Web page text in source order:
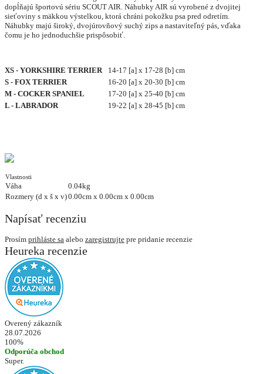
dopĺňajú športovú sériu SCOUT AIR. Náhubky AIR sú vyrobené z dvojitej
sieťoviny s mäkkou výstelkou, ktorá chráni pokožku psa pred odretím.
Náhubky majú široký, dvojúrovňový suchý zips a nastaviteľný pás, vďaka
čomu je ho jednoduchšie prispôsobiť.
XS - YORKSHIRE TERRIER
14-17 [a] x 17-28 [b] cm
S - FOX TERRIER
16-20 [a] x 20-30 [b] cm
M - COCKER SPANIEL
17-20 [a] x 25-40 [b] cm
L - LABRADOR
19-22 [a] x 28-45 [b] cm
Vlastnosti
Váha
0.04kg
Rozmery (d x š x v)0.00cm x 0.00cm x 0.00cm
Napísať recenziu
Prosím prihláste sa alebo zaregistrujte pre pridanie recenzie
Heureka recenzie
Overený zákazník
28.07.2026
100%
Odporúča obchod
Super.